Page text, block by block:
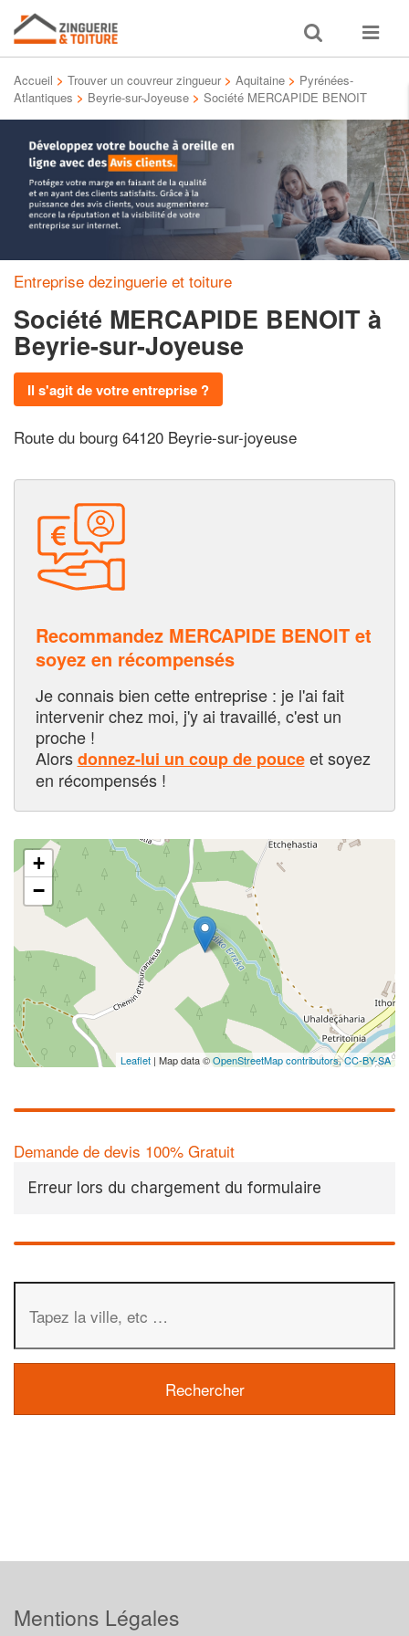
Toggle
search
Toggle
Accueil > Trouver un couvreur zingueur > Aquitaine > Pyrénées-
Atlantiques > Beyrie-sur-Joyeuse > Société MERCAPIDE BENOIT
Entreprise dezinguerie et toiture
Société MERCAPIDE BENOIT à
Beyrie-sur-Joyeuse
Il s'agit de votre entreprise ?
Route du bourg 64120 Beyrie-sur-joyeuse
Recommandez MERCAPIDE BENOIT et
soyez en récompensés
Je connais bien cette entreprise : je l'ai fait
intervenir chez moi, j'y ai travaillé, c'est un
proche !
Alorsdonnez-lui un coup de pouceet soyez
en récompensés !
+
−
Leaflet | Map data ©OpenStreetMap contributors,CC-BY-SA
Demande de devis 100% Gratuit
Erreur lors du chargement du formulaire
Mentions Légales